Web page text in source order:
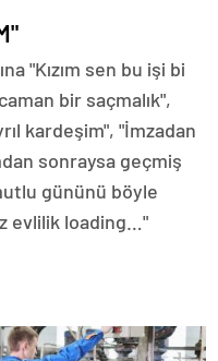
"Kızım sen bu işi bi
bir saçmalık",
kardeşim", "İmzadan
sonraysa geçmiş
gününü böyle
evlilik loading…"